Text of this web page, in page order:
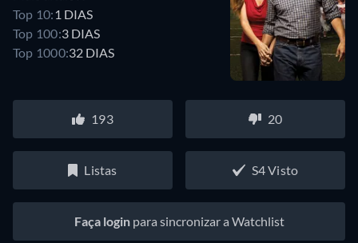
Top 10: 1 DIAS
Top 100:3 DIAS
Top 1000:32 DIAS
193 20
Listas S4 Visto
Faça loginpara sincronizar a Watchlist